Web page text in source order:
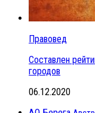
Правовед
Составлен
городов
06.12.2020